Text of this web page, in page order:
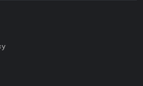
CD Key?
Games CD Key?
CD Key?
Connect CD Key?